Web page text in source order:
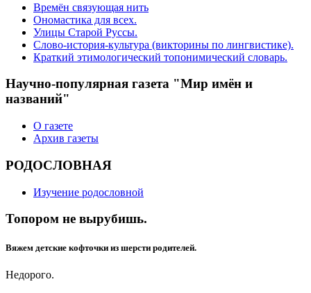
Времён связующая нить
Ономастика для всех.
Улицы Старой Руссы.
Слово-история-культура (викторины по лингвистике).
Краткий этимологический топонимический словарь.
Научно-популярная газета "Мир имён и
названий"
О газете
Архив газеты
РОДОСЛОВНАЯ
Изучение родословной
Топором не вырубишь.
Вяжем детские кофточки из шерсти родителей.
Недорого.